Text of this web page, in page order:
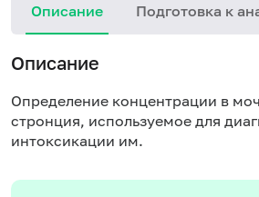
Описание Подготовка к
Описание
Определение концентрации в
стронция, используемое для
интоксикации им.